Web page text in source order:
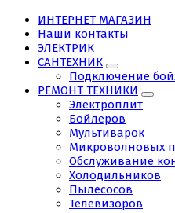
ИНТЕРНЕТ МАГАЗИН
Наши контакты
ЭЛЕКТРИК
САНТЕХНИК
Подключение
РЕМОНТ ТЕХНИКИ
Электроплит
Бойлеров
Мультиварок
Микроволновых
Обслуживание
Холодильников
Пылесосов
Телевизоров